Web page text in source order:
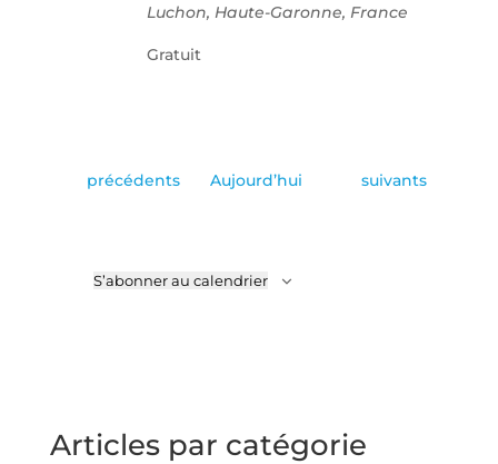
Luchon, Haute-Garonne, France
Gratuit
Évènements
précédents Aujourd’hui Évènements
suivants
S’abonner au calendrier
Articles par catégorie